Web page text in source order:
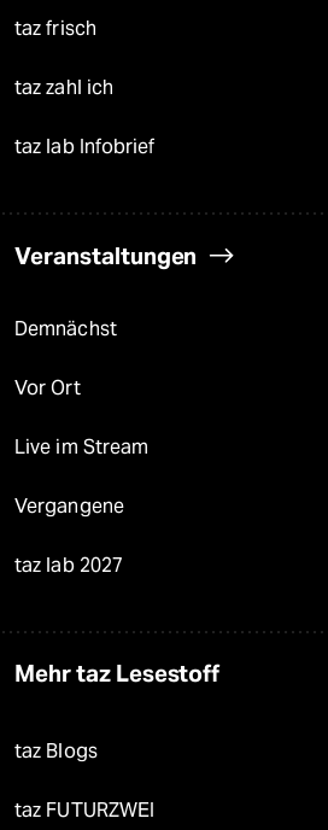
taz frisch
taz zahl ich
taz lab Infobrief
Veranstaltungen
Demnächst
Vor Ort
Live im Stream
Vergangene
taz lab 2027
Mehr taz Lesestoff
taz Blogs
taz FUTURZWEI